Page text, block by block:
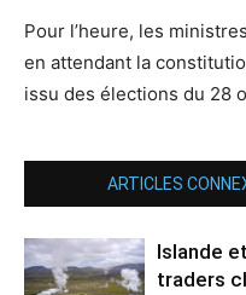
Pour l’heure, les
en attendant la
issu des élections du 28
ARTICLES
Islande
traders